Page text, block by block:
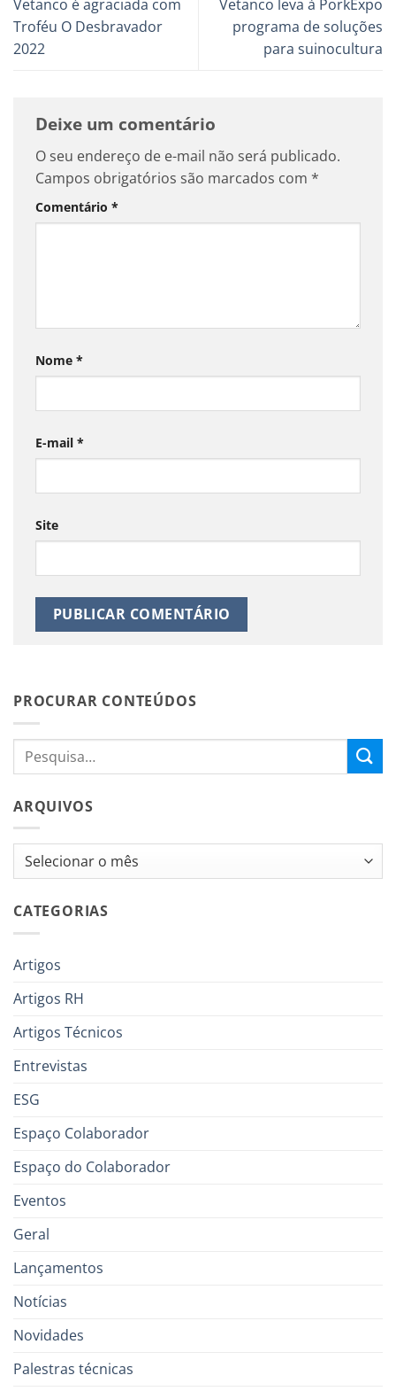
Vetanco é agraciada com
Troféu O Desbravador
2022
Vetanco leva à PorkExpo
programa de soluções
para suinocultura
Deixe um comentário
O seu endereço de e-mail não será publicado.
Campos obrigatórios são marcados com *
Comentário *
Nome *
E-mail *
Site
PROCURAR CONTEÚDOS
ARQUIVOS
Arquivos
CATEGORIAS
Artigos
Artigos RH
Artigos Técnicos
Entrevistas
ESG
Espaço Colaborador
Espaço do Colaborador
Eventos
Geral
Lançamentos
Notícias
Novidades
Palestras técnicas